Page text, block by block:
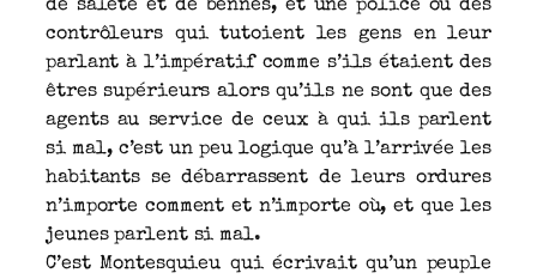
de saleté et de bennes, et une police ou des
contrôleurs qui tutoient les gens en leur
parlant à l’impératif comme s’ils étaient des
êtres supérieurs alors qu’ils ne sont que des
agents au service de ceux à qui ils parlent
si mal, c’est un peu logique qu’à l’arrivée les
habitants se débarrassent de leurs ordures
n’importe comment et n’importe où, et que les
jeunes parlent si mal.
C’est Montesquieu qui écrivait qu’un peuple